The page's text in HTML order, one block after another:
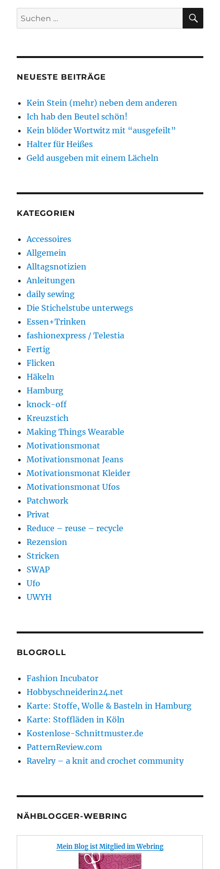
Suchen
nach:
NEUESTE BEITRÄGE
Kein Stein (mehr) neben dem anderen
Ich hab den Beutel schön!
Kein blöder Wortwitz mit “ausgefeilt”
Halter für Heißes
Geld ausgeben mit einem Lächeln
KATEGORIEN
Accessoires
Allgemein
Alltagsnotizien
Anleitungen
daily sewing
Die Stichelstube unterwegs
Essen+Trinken
fashionexpress / Telestia
Fertig
Flicken
Häkeln
Hamburg
knock-off
Kreuzstich
Making Things Wearable
Motivationsmonat
Motivationsmonat Jeans
Motivationsmonat Kleider
Motivationsmonat Ufos
Patchwork
Privat
Reduce – reuse – recycle
Rezension
Stricken
SWAP
Ufo
UWYH
BLOGROLL
Fashion Incubator
Hobbyschneiderin24.net
Karte: Stoffe, Wolle & Basteln in Hamburg
Karte: Stoffläden in Köln
Kostenlose-Schnittmuster.de
PatternReview.com
Ravelry – a knit and crochet community
NÄHBLOGGER-WEBRING
Mein Blog ist Mitglied im Webring